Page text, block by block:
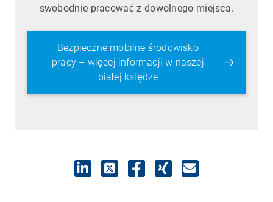
swobodnie pracować z dowolnego miejsca.
Bezpieczne mobilne środowisko
pracy – więcej informacji w naszej
białej księdze